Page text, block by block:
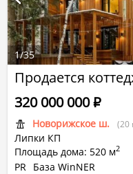
Продается
Новорижское ш. (20
Липки КП
Площадь дома: 520 м2
320 000 000Р
PR База WinNER
1/35